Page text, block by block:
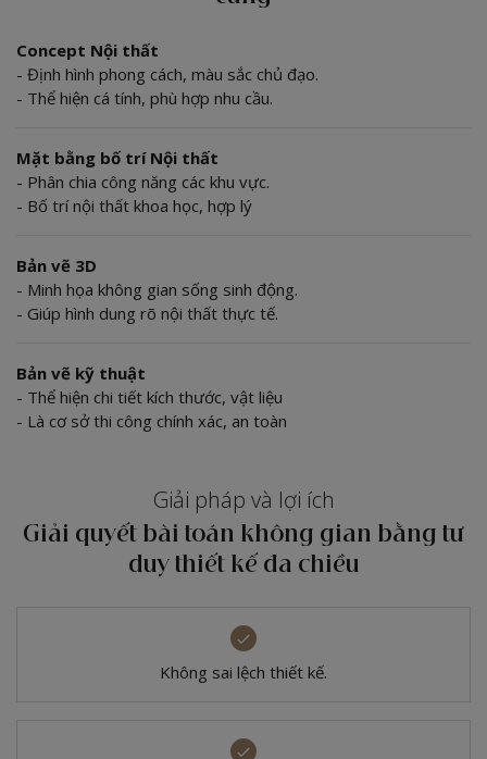
Concept Nội thất
- Định hình phong cách, màu sắc chủ đạo.
- Thể hiện cá tính, phù hợp nhu cầu.
Mặt bằng bố trí Nội thất
- Phân chia công năng các khu vực.
- Bố trí nội thất khoa học, hợp lý
Bản vẽ 3D
- Minh họa không gian sống sinh động.
- Giúp hình dung rõ nội thất thực tế.
Bản vẽ kỹ thuật
- Thể hiện chi tiết kích thước, vật liệu
- Là cơ sở thi công chính xác, an toàn
Giải pháp và lợi ích
Giải quyết bài toán không gian bằng tư
duy thiết kế đa chiều
Không sai lệch thiết kế.